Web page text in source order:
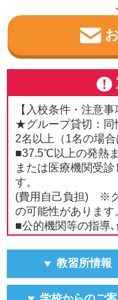
【入校条件・注意
★グループ貸切：同
2名以上（1名の場合
■37.5℃以上の発熱
または医療機関受
す。
(費用自己負担) ※グ
の可能性があります
■公的機関等の指導
■『法律で定める一
の申告要件』(下記
該当する場合は必ず
教習所情報